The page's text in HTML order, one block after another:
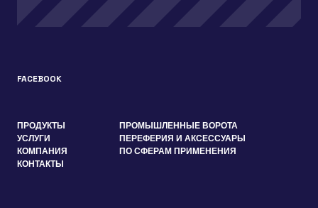
FACEBOOK
ПРОДУКТЫ
УСЛУГИ
КОМПАНИЯ
КОНТАКТЫ
ПРОМЫШЛЕННЫЕ ВОРОТА
ПЕРЕФЕРИЯ И АКСЕССУАРЫ
ПО СФЕРАМ ПРИМЕНЕНИЯ